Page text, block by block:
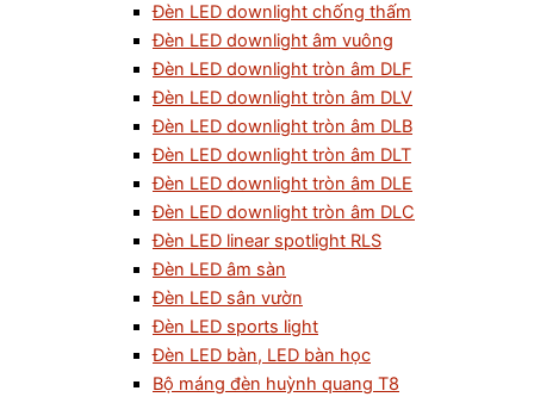
Đèn LED downlight chống thấm
Đèn LED downlight âm vuông
Đèn LED downlight tròn âm DLF
Đèn LED downlight tròn âm DLV
Đèn LED downlight tròn âm DLB
Đèn LED downlight tròn âm DLT
Đèn LED downlight tròn âm DLE
Đèn LED downlight tròn âm DLC
Đèn LED linear spotlight RLS
Đèn LED âm sàn
Đèn LED sân vườn
Đèn LED sports light
Đèn LED bàn, LED bàn học
Bộ máng đèn huỳnh quang T8